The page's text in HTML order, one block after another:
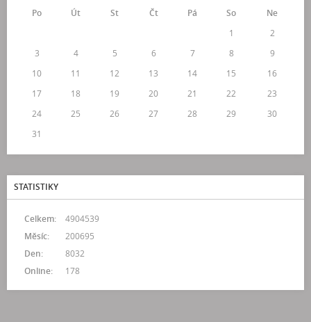
Po
Út St Čt Pá So
Ne
1
2
3
4 5 6 7 8
9
10
11 12 13 14 15
16
17
18 19 20 21 22
23
24
25 26 27 28 29
30
31
STATISTIKY
Online: 178
Celkem:
4904539
Měsíc:
200695
Den:
8032